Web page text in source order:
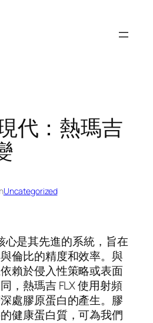
代：熱瑪吉
Uncategorized
心是其先進的系統，旨在
倫比的精度和效率。與
賴於侵入性策略或表面
，熱瑪吉 FLX 使用射頻
處膠原蛋白的產生。膠
健康蛋白質，可為我們